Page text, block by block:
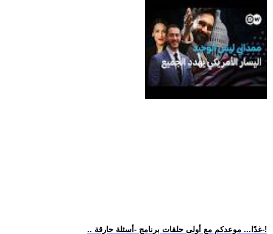
.. غدًا... موعدكم مع أولى حلقات برنامج -أسئلة حارقة-!